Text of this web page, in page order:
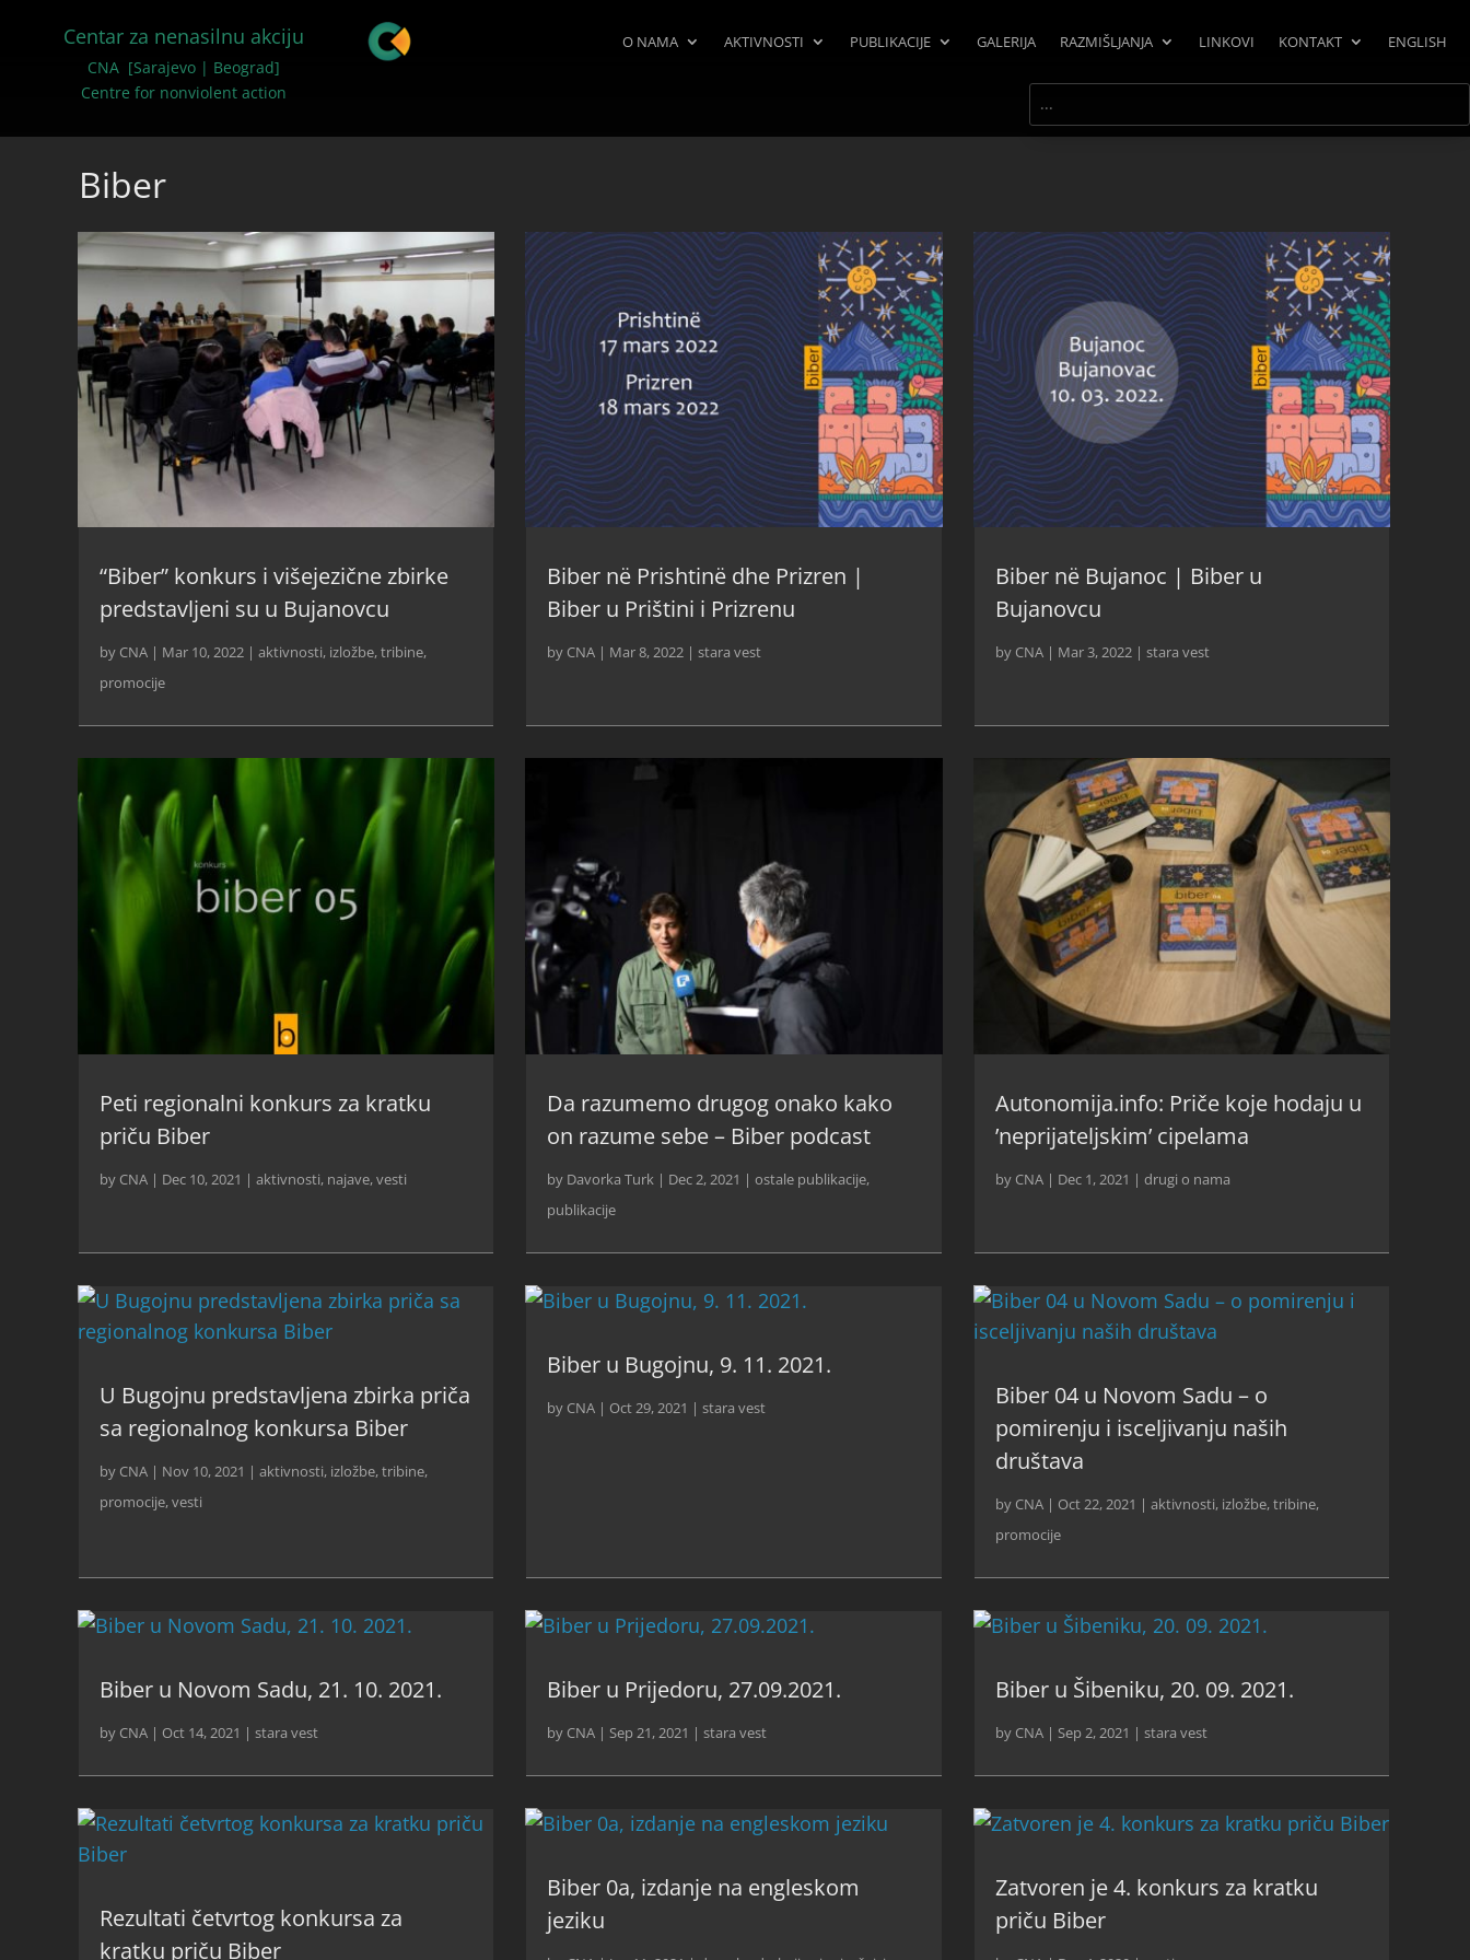
Centar za nenasilnu akciju
CNA [Sarajevo | Beograd]
Centre for nonviolent action
O NAMA AKTIVNOSTI PUBLIKACIJE GALERIJA RAZMIŠLJANJA LINKOVI KONTAKT ENGLISH
Biber
“Biber” konkurs i višejezične zbirke
predstavljeni su u Bujanovcu
by CNA | Mar 10, 2022 | aktivnosti, izložbe, tribine,
promocije
Biber në Prishtinë dhe Prizren |
Biber u Prištini i Prizrenu
by CNA | Mar 8, 2022 |stara vest
Biber në Bujanoc | Biber u
Bujanovcu
by CNA| Mar 3, 2022| stara vest
Peti regionalni konkurs za kratku
priču Biber
by CNA | Dec 10, 2021 | aktivnosti, najave,vesti
Da razumemo drugog onako kako
on razume sebe – Biber podcast
by Davorka Turk | Dec 2, 2021 |ostale publikacije,
publikacije
Autonomija.info: Priče koje hodaju u
’neprijateljskim’ cipelama
by CNA| Dec 1, 2021 | drugi o nama
U Bugojnu predstavljena zbirka priča
sa regionalnog konkursa Biber
by CNA | Nov 10, 2021 | aktivnosti, izložbe, tribine,
promocije,vesti
Biber u Bugojnu, 9. 11. 2021.
by CNA | Oct 29, 2021 |stara vest
Biber 04 u Novom Sadu – o
pomirenju i isceljivanju naših
društava
by CNA| Oct 22, 2021 | aktivnosti, izložbe, tribine,
promocije
Biber u Novom Sadu, 21. 10. 2021.
by CNA | Oct 14, 2021 | stara vest
Biber u Prijedoru, 27.09.2021.
by CNA | Sep 21, 2021 |stara vest
Biber u Šibeniku, 20. 09. 2021.
by CNA| Sep 2, 2021 | stara vest
Rezultati četvrtog konkursa za
kratku priču Biber
Biber 0a, izdanje na engleskom
jeziku
Zatvoren je 4. konkurs za kratku
priču Biber